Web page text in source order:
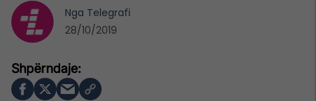
Nga Telegrafi
28/10/2019